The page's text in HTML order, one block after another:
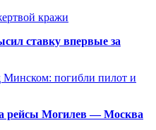
кражи
ставку впервые за
Минском: погибли пилот и
рейсы Могилев — Москва